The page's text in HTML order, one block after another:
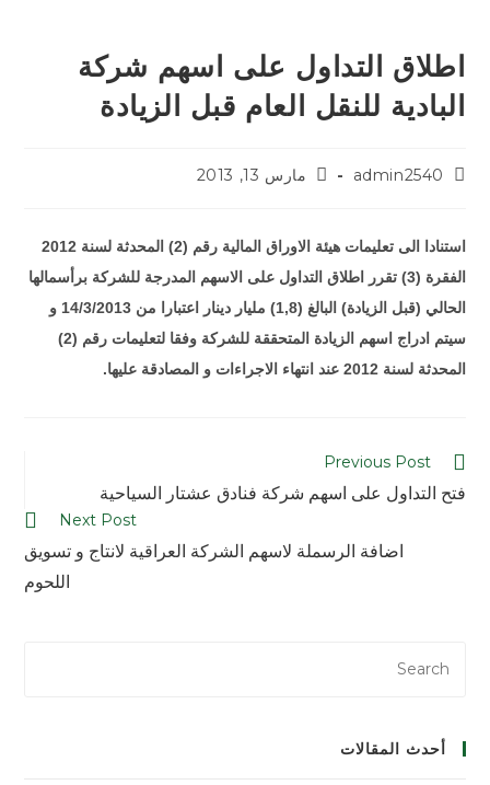
اطلاق التداول على اسهم شركة
البادية للنقل العام قبل الزيادة
admin2540 مارس 13, 2013
استنادا الى تعليمات هيئة الاوراق المالية رقم (2) المحدثة لسنة 2012
الفقرة (3) تقرر اطلاق التداول على الاسهم المدرجة للشركة برأسمالها
الحالي (قبل الزيادة) البالغ (1,8) مليار دينار اعتبارا من 14/3/2013 و
سيتم ادراج اسهم الزيادة المتحققة للشركة وفقا لتعليمات رقم (2)
المحدثة لسنة 2012 عند انتهاء الاجراءات و المصادقة عليها.
Previous Post
فتح التداول على اسهم شركة فنادق عشتار السياحية
Next Post
اضافة الرسملة لاسهم الشركة العراقية لانتاج و تسويق
اللحوم
أحدث المقالات